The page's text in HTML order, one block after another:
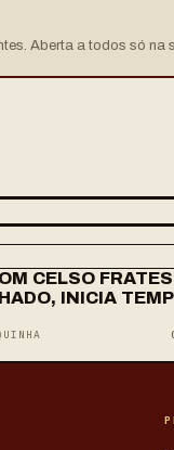
Aberta a todos só na
CELSO
INICIA